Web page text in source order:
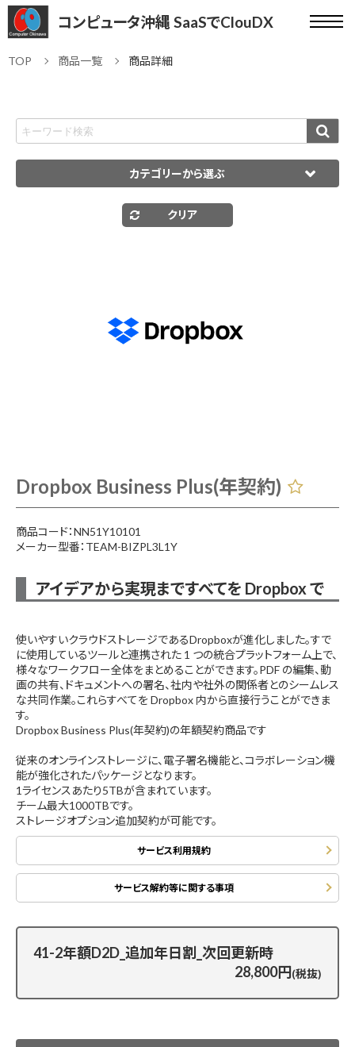
コンピュータ沖縄 SaaSでClouDX
TOP 商品一覧 商品詳細
カテゴリーから選ぶ
クリア
Dropbox Business Plus(年契約)
商品コード：NN51Y10101
メーカー型番：TEAM-BIZPL3L1Y
アイデアから実現まですべてを Dropbox で
使いやすいクラウドストレージであるDropboxが進化しました。すで
に使用しているツールと連携された 1 つの統合プラットフォーム上で、
様々なワークフロー全体をまとめることができます。PDF の編集、動
画の共有、ドキュメントへの署名、社内や社外の関係者とのシームレス
な共同作業。これらすべてを Dropbox 内から直接行うことができま
す。
Dropbox Business Plus(年契約)の年額契約商品です
従来のオンラインストレージに、電子署名機能と、コラボレーション機
能が強化されたパッケージとなります。
1ライセンスあたり5TBが含まれています。
チーム最大1000TBです。
ストレージオプション追加契約が可能です。
サービス解約等に関する事項
サービス利用規約
41-2年額D2D_追加年日割_次回更新時
28,800円(税抜)